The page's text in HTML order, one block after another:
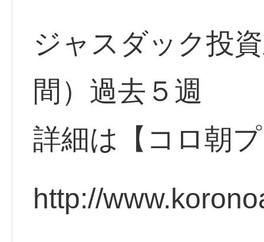
ジャスダック投
間）過去５週
詳細は【コロ朝
http://